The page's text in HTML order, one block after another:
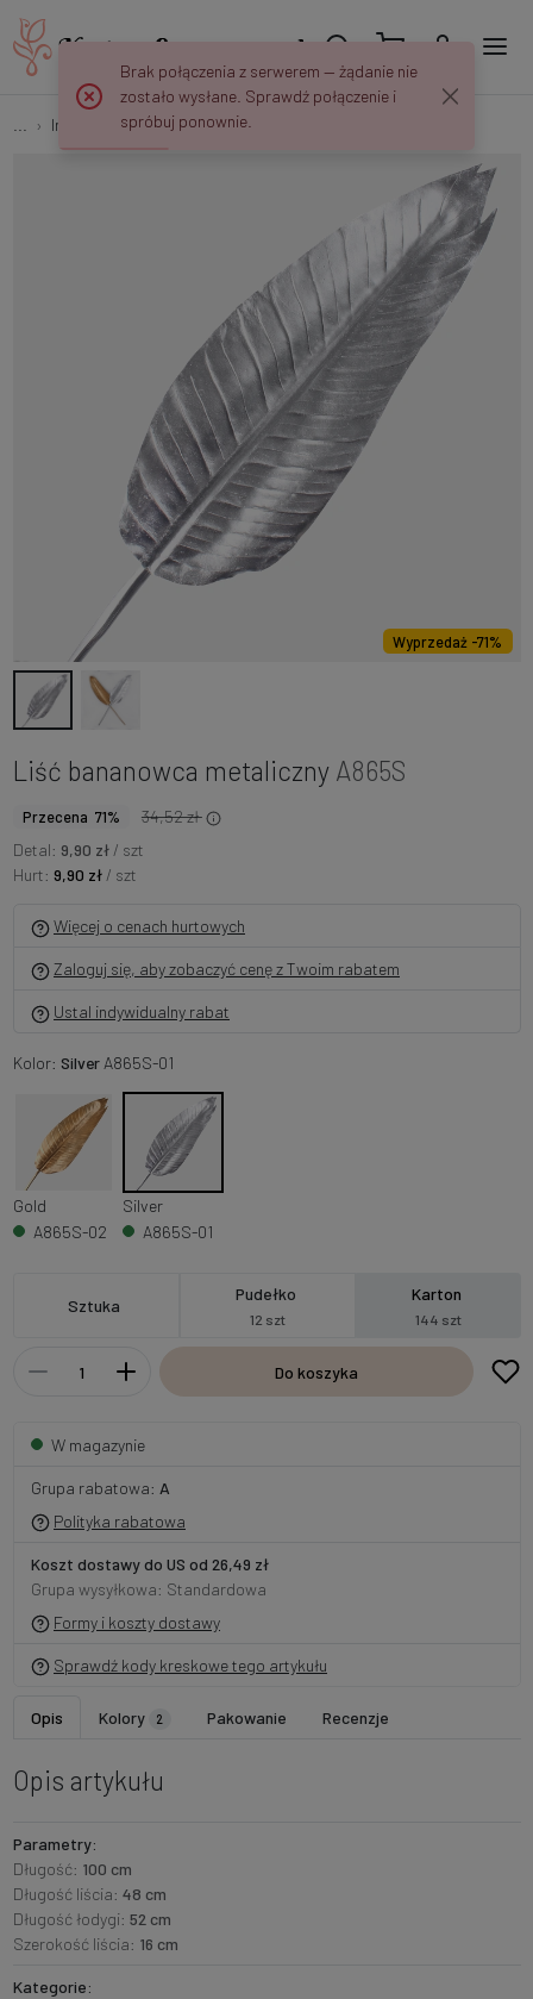
Inne Liść bananowca metaliczny A865S
Wyprzedaż -71%
Liść bananowca metaliczny A865S
Przecena 71%
34,52 zł
Detal: 9,90 zł/ szt
Hurt: 9,90 zł/ szt
Więcej o cenach hurtowych
Zaloguj się, aby zobaczyć cenę z Twoim rabatem
Ustal indywidualny rabat
Kolor: SilverA865S-01
Gold
A865S-02
Silver
A865S-01
Sztuka
Pudełko
12 szt
Karton
144 szt
Do koszyka
W magazynie
Grupa rabatowa: A
Polityka rabatowa
Koszt dostawy do US od 26,49 zł
Grupa wysyłkowa: Standardowa
Formy i koszty dostawy
Sprawdź kody kreskowe tego artykułu
Opis Kolory 2 Pakowanie Recenzje
Opis artykułu
Parametry:
Długość: 100 cm
Długość liścia: 48 cm
Długość łodygi: 52 cm
Szerokość liścia: 16 cm
Kategorie:
Brak połączenia z serwerem — żądanie nie
zostało wysłane. Sprawdź połączenie i
spróbuj ponownie.